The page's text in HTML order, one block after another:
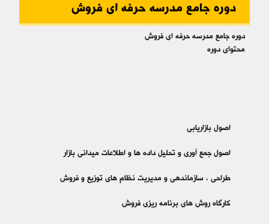
دوره جامع مدرسه حرفه اي فروش
دوره جامع مدرسه حرفه اي فروش
محتوای دوره
اصول بازاریابی
اصول جمع آوری و تحلیل داده ها و اطلاعات میدانی بازار
طراحی ، سازماندهی و مدیریت نظام های توزیع و فروش
کارگاه روش های برنامه ریزی فروش